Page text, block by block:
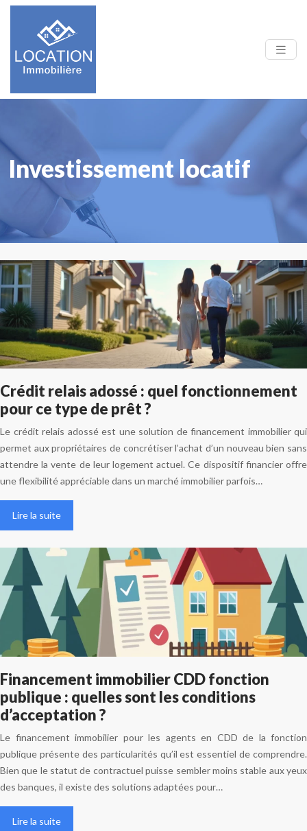
Investissement locatif
Crédit relais adossé : quel fonctionnement
pour ce type de prêt ?
Le crédit relais adossé est une solution de financement immobilier qui
permet aux propriétaires de concrétiser l’achat d’un nouveau bien sans
attendre la vente de leur logement actuel. Ce dispositif financier offre
une flexibilité appréciable dans un marché immobilier parfois…
Lire la suite
Financement immobilier CDD fonction
publique : quelles sont les conditions
d’acceptation ?
Le financement immobilier pour les agents en CDD de la fonction
publique présente des particularités qu’il est essentiel de comprendre.
Bien que le statut de contractuel puisse sembler moins stable aux yeux
des banques, il existe des solutions adaptées pour…
Lire la suite